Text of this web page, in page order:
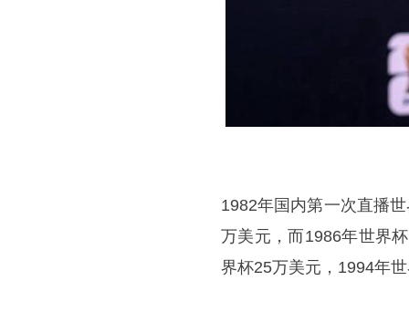
1982年国内第一次直播
万美元，而1986年世界
界杯25万美元，1994年